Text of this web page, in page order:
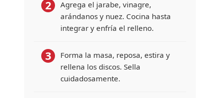
2
Agrega el jarabe, vinagre,
arándanos y nuez. Cocina hasta
integrar y enfría el relleno.
3
Forma la masa, reposa, estira y
rellena los discos. Sella
cuidadosamente.